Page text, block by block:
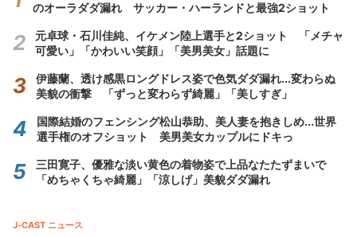
のオーラダダ漏れ サッカー・ハーランドと最強2ショット
元卓球・石川佳純、イケメン陸上選手と2ショット 「メチャ
可愛い」「かわいい笑顔」「美男美女」話題に
伊藤蘭、透け感黒ロングドレス姿で色気ダダ漏れ...変わらぬ
美貌の衝撃 「ずっと変わらず綺麗」「美しすぎ」
国際結婚のフェンシング松山恭助、美人妻を抱きしめ...世界
選手権のオフショット 美男美女カップルにドキっ
三田寛子、優雅な淡い黄色の着物姿で上品なたたずまいで
「めちゃくちゃ綺麗」「涼しげ」美貌ダダ漏れ
J-CAST ニュース